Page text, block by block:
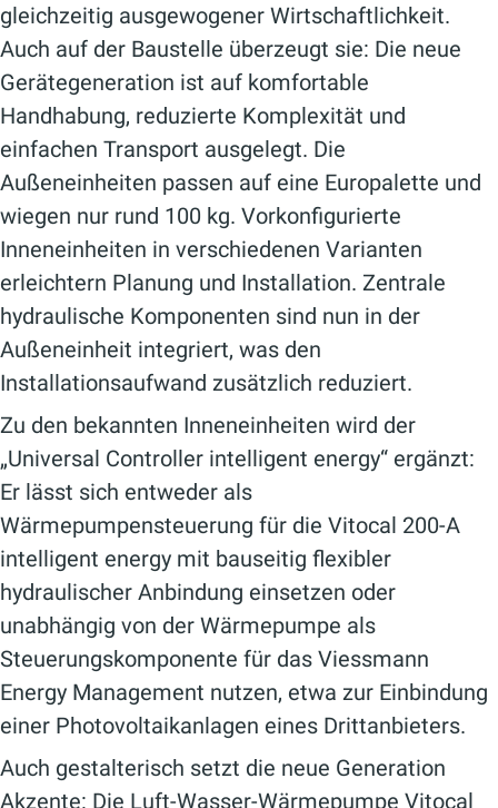
gleichzeitig ausgewogener Wirtschaftlichkeit.
Auch auf der Baustelle überzeugt sie: Die neue
Gerätegeneration ist auf komfortable
Handhabung, reduzierte Komplexität und
einfachen Transport ausgelegt. Die
Außeneinheiten passen auf eine Europalette und
wiegen nur rund 100 kg. Vorkonfigurierte
Inneneinheiten in verschiedenen Varianten
erleichtern Planung und Installation. Zentrale
hydraulische Komponenten sind nun in der
Außeneinheit integriert, was den
Installationsaufwand zusätzlich reduziert.
Zu den bekannten Inneneinheiten wird der
„Universal Controller intelligent energy“ ergänzt:
Er lässt sich entweder als
Wärmepumpensteuerung für die Vitocal 200-A
intelligent energy mit bauseitig flexibler
hydraulischer Anbindung einsetzen oder
unabhängig von der Wärmepumpe als
Steuerungskomponente für das Viessmann
Energy Management nutzen, etwa zur Einbindung
einer Photovoltaikanlagen eines Drittanbieters.
Auch gestalterisch setzt die neue Generation
Akzente: Die Luft-Wasser-Wärmepumpe Vitocal